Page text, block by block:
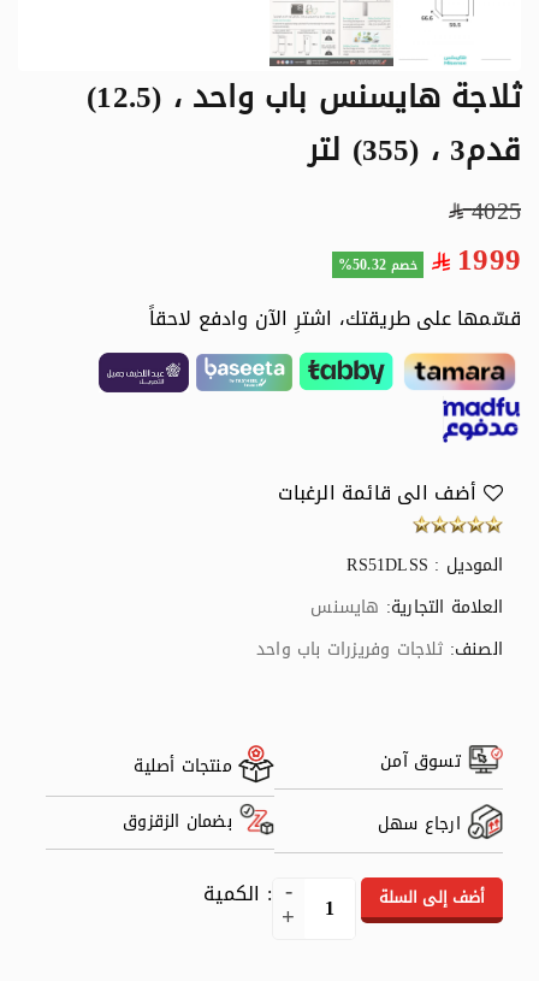
ثلاجة هايسنس باب واحد ، (12.5)
قدم3 ، (355) لتر
4025
1999 خصم50.32%
قسّمها على طريقتك، اشترِ الآن وادفع لاحقاً
أضف الى قائمة الرغبات
الموديل : RS51DLSS
العلامة التجارية: هايسنس
الصنف: ثلاجات وفريزرات باب واحد
تسوق آمن
منتجات أصلية
ارجاع سهل
بضمان الزقزوق
: الكمية أضف إلى السلة